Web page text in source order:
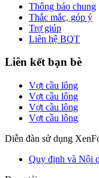
Thông báo chung
Thắc mắc, góp ý
Trợ giúp
Liên hệ BQT
Liên kết bạn bè
Vợt cầu lông
Vợt cầu lông
Vợt cầu lông
Vợt cầu lông
Diễn đàn sử dụng
Quy định và Nội